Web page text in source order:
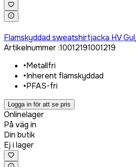
Flamskyddad sweatshirtjacka HV
Artikelnummer:10012191001219
•Metallfri
•Inherent flamskyddad
•PFAS-fri
Logga in för att se pris
Onlinelager
På väg in
Din butik
Ej i lager